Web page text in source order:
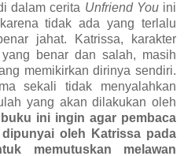
dalam cerita Unfriend Youini
tidak ada yang terlalu
jahat. Katrissa, karakter
benar dan salah, masih
memikirkan dirinya sendiri.
sekali tidak menyalahkan
yang akan dilakukan oleh
buku ini ingin agar pembaca
oleh Katrissa pada
memutuskan melawan